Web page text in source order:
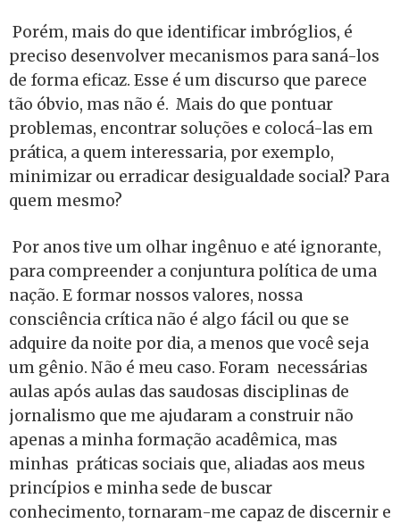
Porém, mais do que identificar imbróglios, é
preciso desenvolver mecanismos para saná-los
de forma eficaz. Esse é um discurso que parece
tão óbvio, mas não é. Mais do que pontuar
problemas, encontrar soluções e colocá-las em
prática, a quem interessaria, por exemplo,
minimizar ou erradicar desigualdade social? Para
quem mesmo?
Por anos tive um olhar ingênuo e até ignorante,
para compreender a conjuntura política de uma
nação. E formar nossos valores, nossa
consciência crítica não é algo fácil ou que se
adquire da noite por dia, a menos que você seja
um gênio. Não é meu caso. Foram necessárias
aulas após aulas das saudosas disciplinas de
jornalismo que me ajudaram a construir não
apenas a minha formação acadêmica, mas
minhas práticas sociais que, aliadas aos meus
princípios e minha sede de buscar
conhecimento, tornaram-me capaz de discernir e